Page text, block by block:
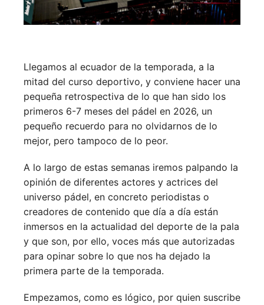
Llegamos al ecuador de la temporada, a la
mitad del curso deportivo, y conviene hacer una
pequeña retrospectiva de lo que han sido los
primeros 6-7 meses del pádel en 2026, un
pequeño recuerdo para no olvidarnos de lo
mejor, pero tampoco de lo peor.
A lo largo de estas semanas iremos palpando la
opinión de diferentes actores y actrices del
universo pádel, en concreto periodistas o
creadores de contenido que día a día están
inmersos en la actualidad del deporte de la pala
y que son, por ello, voces más que autorizadas
para opinar sobre lo que nos ha dejado la
primera parte de la temporada.
Empezamos, como es lógico, por quien suscribe